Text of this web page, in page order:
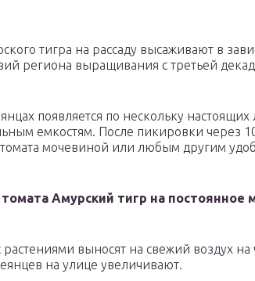
тигра на рассаду высаживают в
региона выращивания с третьей
появляется по нескольку
емкостям. После пикировки через
томата мочевиной или любым другим
Амурский тигр на постоянное
растениями выносят на свежий воздух на
на улице увеличивают.